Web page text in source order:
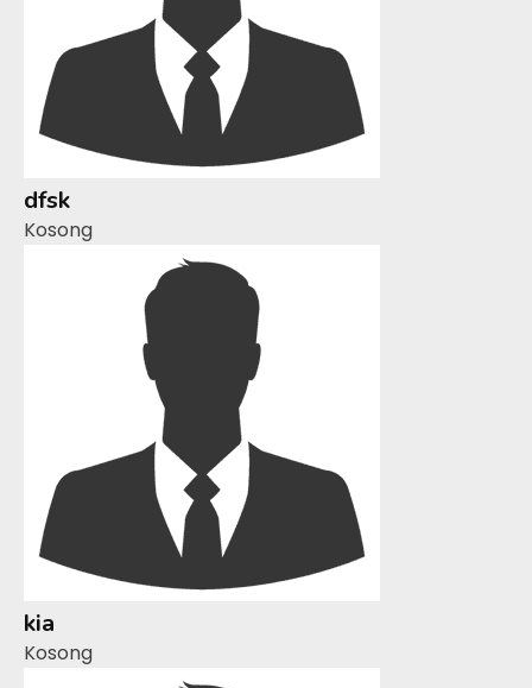
dfsk
Kosong
kia
Kosong